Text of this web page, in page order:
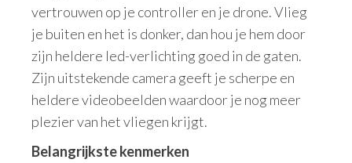
vertrouwen op je controller en je drone. Vlieg
je buiten en het is donker, dan hou je hem door
zijn heldere led-verlichting goed in de gaten.
Zijn uitstekende camera geeft je scherpe en
heldere videobeelden waardoor je nog meer
plezier van het vliegen krijgt.
Belangrijkste kenmerken